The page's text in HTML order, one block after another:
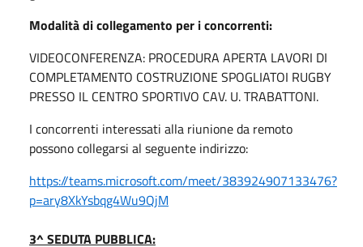
Modalità di collegamento per i concorrenti:
VIDEOCONFERENZA: PROCEDURA APERTA LAVORI DI
COMPLETAMENTO COSTRUZIONE SPOGLIATOI RUGBY
PRESSO IL CENTRO SPORTIVO CAV. U. TRABATTONI.
I concorrenti interessati alla riunione da remoto
possono collegarsi al seguente indirizzo:
https://teams.microsoft.com/meet/383924907133476?
p=ary8XkYsbqg4Wu9QjM
3^ SEDUTA PUBBLICA: